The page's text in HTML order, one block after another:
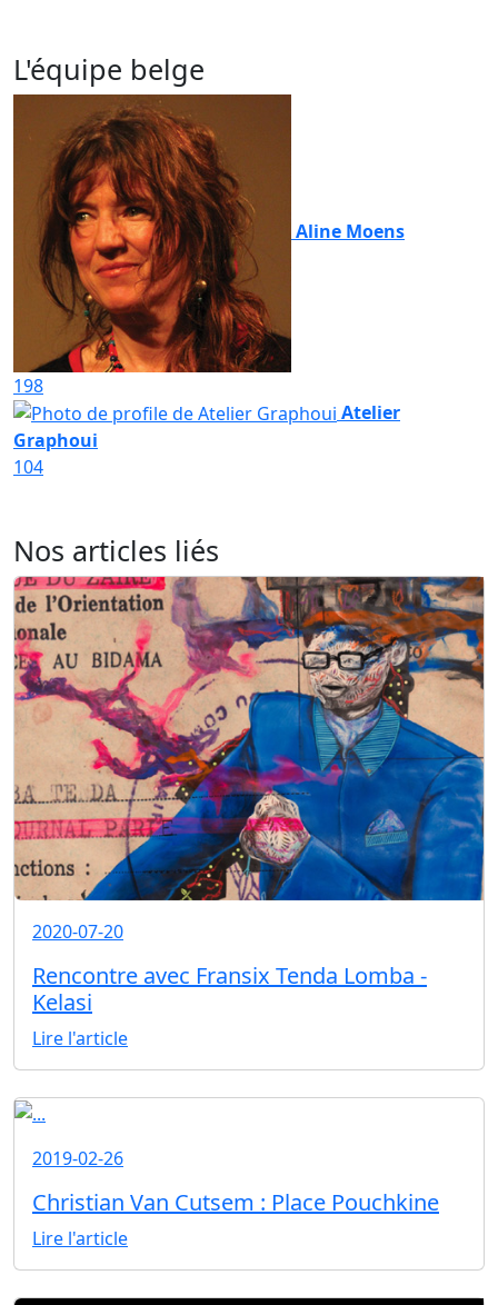
L'équipe belge
Aline Moens
198
Atelier
Graphoui
104
Nos articles liés
2020-07-20
Rencontre avec Fransix Tenda Lomba -
Kelasi
Lire l'article
2019-02-26
Christian Van Cutsem : Place Pouchkine
Lire l'article